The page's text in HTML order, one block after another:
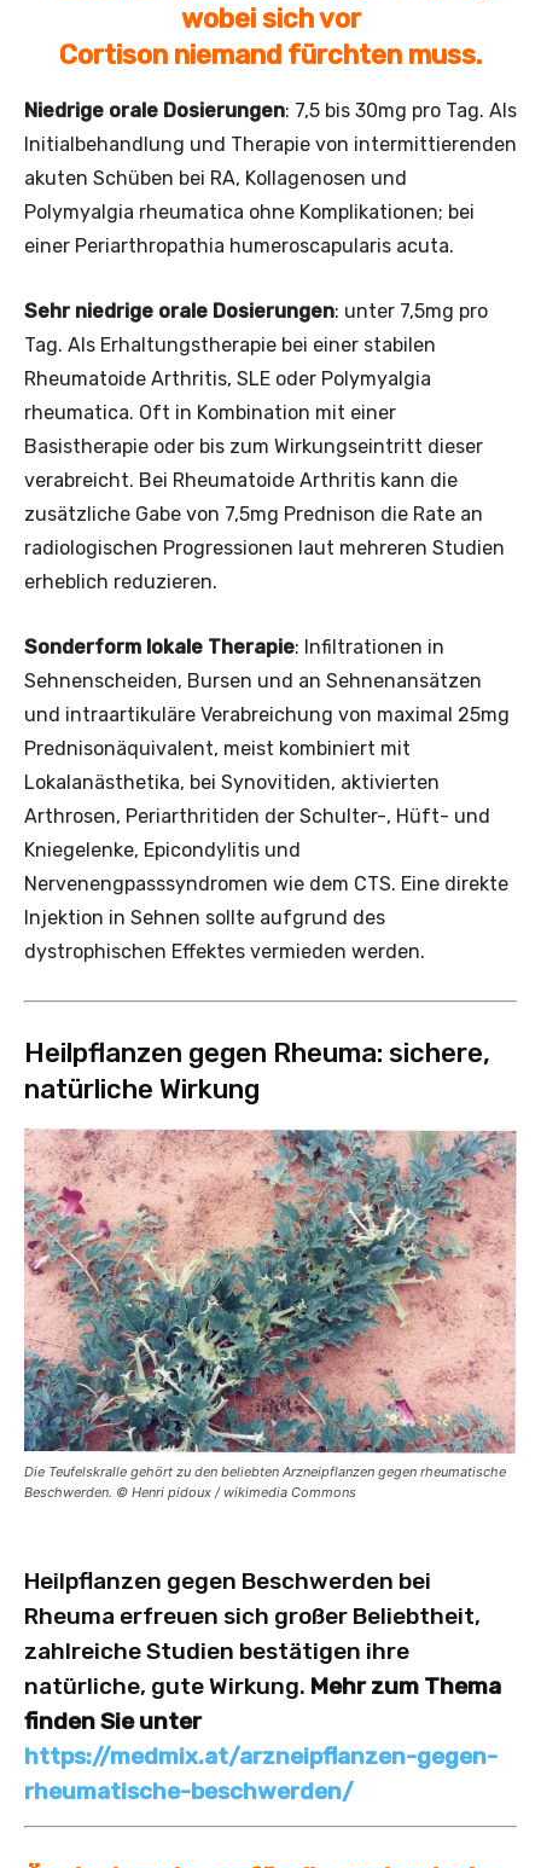
wobei sich vor
Cortison niemand fürchten muss.
Niedrige orale Dosierungen: 7,5 bis 30mg pro Tag. Als
Initial­behandlung und Therapie von intermittierenden
akuten Schüben bei RA, Kollagenosen und
Polymyalgia rheumatica ohne Komplikationen; bei
einer Periarthropathia humeroscapularis acuta.
Sehr niedrige orale Dosierungen: unter 7,5mg pro
Tag. Als Erhaltungstherapie bei einer stabilen
Rheumatoide Arthritis, SLE oder Polymyalgia
rheumatica. Oft in Kombination mit einer
Basistherapie oder bis zum Wirkungseintritt dieser
verabreicht. Bei Rheumatoide Arthritis kann die
zusätzliche Gabe von 7,5mg Prednison die Rate an
radiologischen Progressionen laut mehreren Studien
erheblich reduzieren.
Sonderform lokale Therapie: Infiltrationen in
Sehnenscheiden, Bursen und an Sehnenansätzen
und intraartikuläre Verabreichung von maximal 25mg
Prednisonäquivalent, meist kombiniert mit
Lokalanästhetika, bei Synovitiden, aktivierten
Arthrosen, Periarthritiden der Schulter-, Hüft- und
Kniegelenke, Epicondylitis und
Nervenengpasssyndromen wie dem CTS. Eine direkte
Injektion in Sehnen sollte aufgrund des
dystrophischen Effektes vermieden werden.
Heilpflanzen gegen Rheuma: sichere,
natürliche Wirkung
Die Teufelskralle gehört zu den beliebten Arzneipflanzen gegen rheumatische
Beschwerden. © Henri pidoux / wikimedia Commons
Heilpflanzen gegen Beschwerden bei
Rheuma erfreuen sich großer Beliebtheit,
zahlreiche Studien bestätigen ihre
natürliche, gute Wirkung. Mehr zum Thema
finden Sie unter
https://medmix.at/arzneipflanzen-gegen-
rheumatische-beschwerden/